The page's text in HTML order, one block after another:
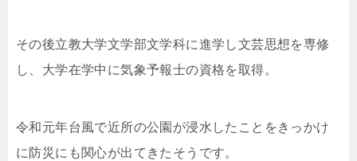
その後立教大学文学部文学科に進学し文芸思想を専修
し、大学在学中に気象予報士の資格を取得。
令和元年台風で近所の公園が浸水したことをきっかけ
に防災にも関心が出てきたそうです。